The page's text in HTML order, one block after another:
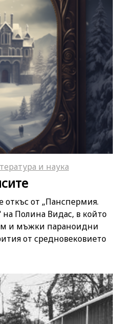
и наука
от „Панспермия.
Полина Видас, в който
и мъжки параноидни
от средновековието